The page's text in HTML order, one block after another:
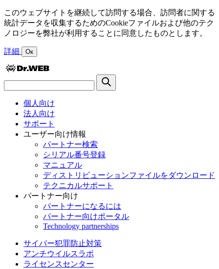
このウェブサイトを継続して訪問する場合、訪問者に関する
統計データを収集するためのCookieファイルおよび他のテク
ノロジーを弊社が利用することに同意したものとします。
詳細 Ок
個人向け
法人向け
サポート
ユーザー向け情報
パートナー検索
シリアル番号登録
マニュアル
ディストリビューションファイルをダウンロード
テクニカルサポート
パートナー向け
パートナーになるには
パートナー向けポータル
Technology partnerships
サイバー犯罪防止対策
アンチウイルスラボ
ライセンスセンター